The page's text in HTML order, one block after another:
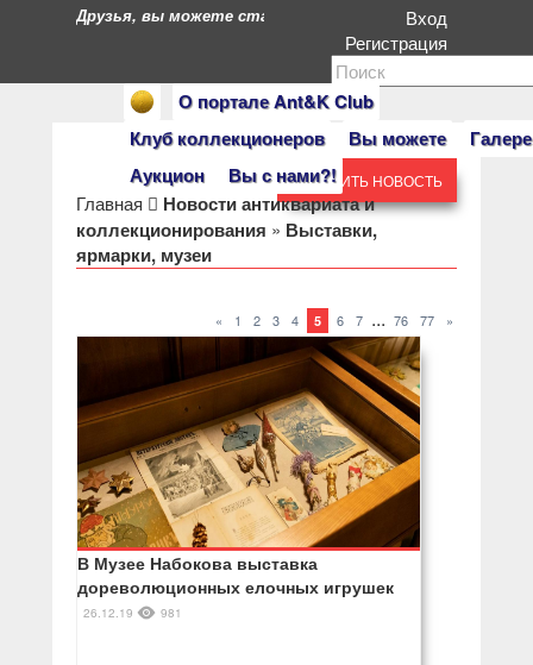
О портале Ant&K Club
Клуб коллекционеров
Вы можете
Аукцион
Вы с нами?!
Друзья, вы можете стать героями нашего портала.
Вход
Регистрация
ДОБАВИТЬ НОВОСТЬ
Главная
Новости антиквариата и
коллекционирования » Выставки,
ярмарки, музеи
« 1 2 3 4 5 6 7 ... 76 77 »
В Музее Набокова выставка
дореволюционных елочных игрушек
26.12.19 981